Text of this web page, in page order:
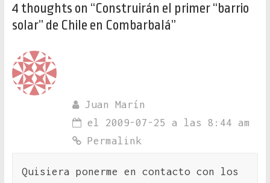
4 thoughts on “Construirán el primer “barrio
solar” de Chile en Combarbalá”
Juan Marín
el 2009-07-25 a las 8:44 am
Permalink
Quisiera ponerme en contacto con los